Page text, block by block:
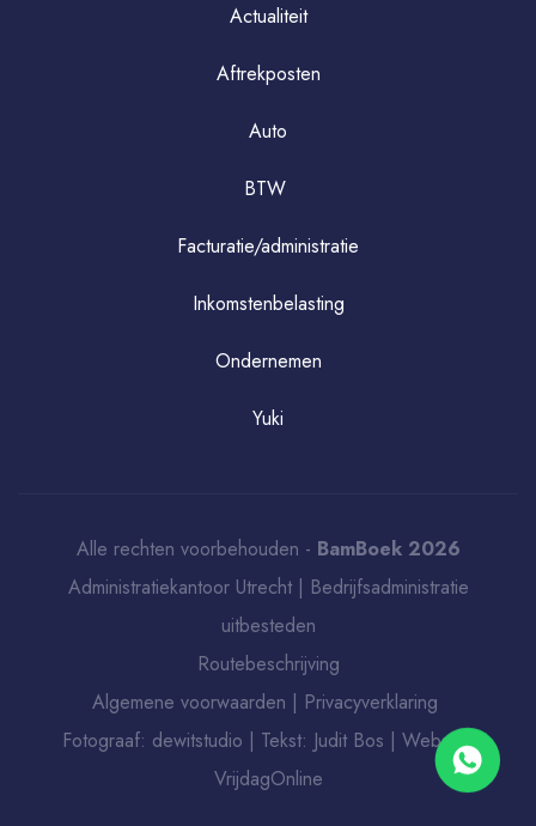
Actualiteit
Aftrekposten
Auto
BTW
Facturatie/administratie
Inkomstenbelasting
Ondernemen
Yuki
Alle rechten voorbehouden - BamBoek 2026
Administratiekantoor Utrecht| Bedrijfsadministratie
uitbesteden
Routebeschrijving
Algemene voorwaarden | Privacyverklaring
Fotograaf: dewitstudio | Tekst: Judit Bos | Website:
VrijdagOnline